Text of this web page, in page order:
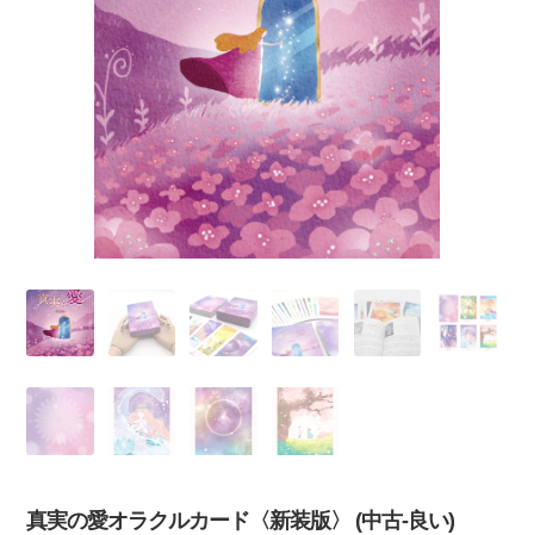
カード関連グッズ
真実の愛オラクルカード〈新装版〉 (中古-良い)